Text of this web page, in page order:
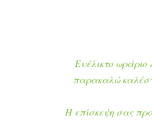
Ευέλικτο ωράριο
παρακαλώ
Η επίσκεψη σας